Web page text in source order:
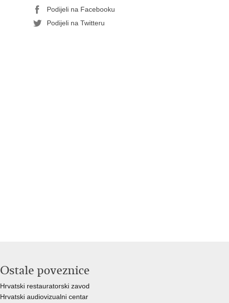
Podijeli na Facebooku
Podijeli na Twitteru
Ostale poveznice
Hrvatski restauratorski zavod
Hrvatski audiovizualni centar